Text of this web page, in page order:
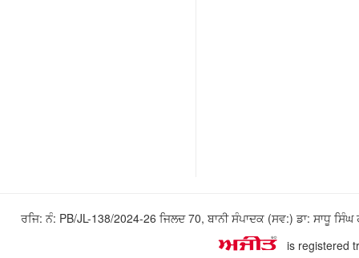
ਰਜਿ: ਨੰ: PB/JL-138/2024-26 ਜਿਲਦ 70, ਬਾਨੀ ਸੰਪਾਦਕ (ਸਵ:) ਡਾ: ਸਾਧੂ
is registered